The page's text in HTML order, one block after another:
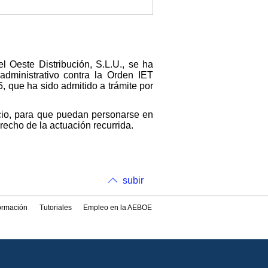
Oeste Distribución, S.L.U., se ha
contra la Orden IET
que ha sido admitido a trámite por
para que puedan personarse en
de la actuación recurrida.
subir
Tutoriales Empleo en la AEBOE